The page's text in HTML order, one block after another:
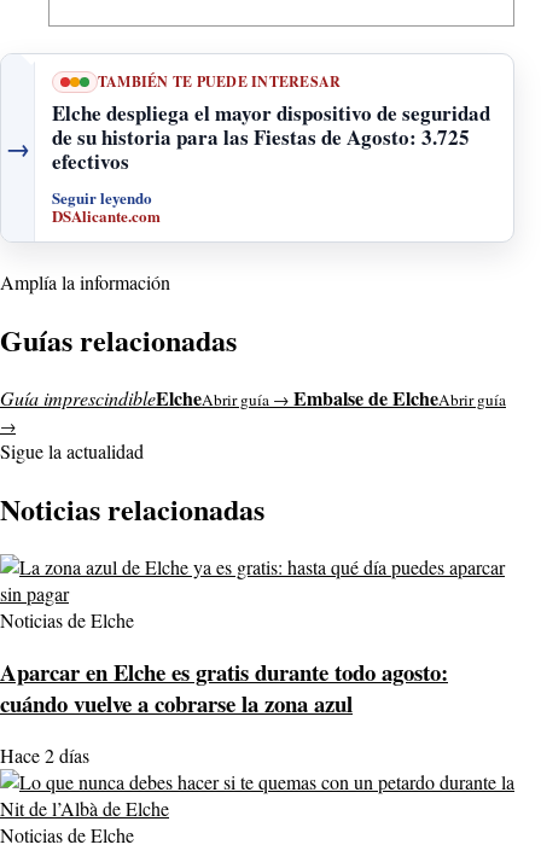
→
TAMBIÉN TE PUEDE INTERESAR
Elche despliega el mayor dispositivo de seguridad
de su historia para las Fiestas de Agosto: 3.725
efectivos
Seguir leyendo
DSAlicante.com
Amplía la información
Guías relacionadas
Guía imprescindibleElcheAbrir guía → Embalse de ElcheAbrir guía
→
Sigue la actualidad
Noticias relacionadas
Noticias de Elche
Aparcar en Elche es gratis durante todo agosto:
cuándo vuelve a cobrarse la zona azul
Hace 2 días
Noticias de Elche